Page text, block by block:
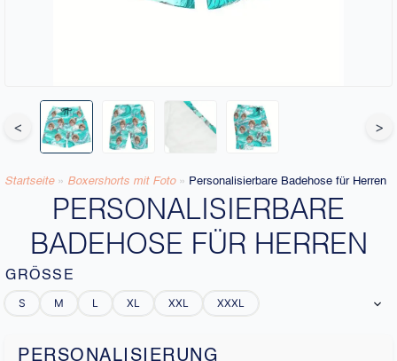
< >
Startseite » Boxershorts mit Foto » Personalisierbare Badehose für Herren
PERSONALISIERBARE
BADEHOSE FÜR HERREN
GRÖSSE
S M L XL XXL XXXL
PERSONALISIERUNG